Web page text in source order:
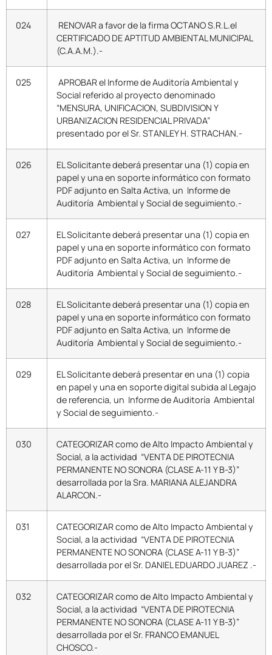
024
RENOVAR a favor de la firma OCTANO S.R.L.el
CERTIFICADO DE APTITUD AMBIENTAL MUNICIPAL
(C.A.A.M.).-
025
APROBAR el Informe de Auditoría Ambiental y
Social referido al proyecto denominado
“MENSURA, UNIFICACION, SUBDIVISION Y
URBANIZACION RESIDENCIAL PRIVADA”
presentado por el Sr. STANLEY H. STRACHAN.-
026
EL Solicitante deberá presentar una (1) copia en
papel y una en soporte informático con formato
PDF adjunto en Salta Activa, un Informe de
Auditoría Ambiental y Social de seguimiento.-
027
EL Solicitante deberá presentar una (1) copia en
papel y una en soporte informático con formato
PDF adjunto en Salta Activa, un Informe de
Auditoría Ambiental y Social de seguimiento.-
028
EL Solicitante deberá presentar una (1) copia en
papel y una en soporte informático con formato
PDF adjunto en Salta Activa, un Informe de
Auditoría Ambiental y Social de seguimiento.-
029
EL Solicitante deberá presentar en una (1) copia
en papel y una en soporte digital subida al Legajo
de referencia, un Informe de Auditoría Ambiental
y Social de seguimiento.-
030
CATEGORIZAR como de Alto Impacto Ambiental y
Social, a la actividad “VENTA DE PIROTECNIA
PERMANENTE NO SONORA (CLASE A-11 Y B-3)”
desarrollada por la Sra. MARIANA ALEJANDRA
ALARCON.-
031
CATEGORIZAR como de Alto Impacto Ambiental y
Social, a la actividad “VENTA DE PIROTECNIA
PERMANENTE NO SONORA (CLASE A-11 Y B-3)”
desarrollada por el Sr. DANIEL EDUARDO JUAREZ .-
032
CATEGORIZAR como de Alto Impacto Ambiental y
Social, a la actividad “VENTA DE PIROTECNIA
PERMANENTE NO SONORA (CLASE A-11 Y B-3)”
desarrollada por el Sr. FRANCO EMANUEL
CHOSCO.-